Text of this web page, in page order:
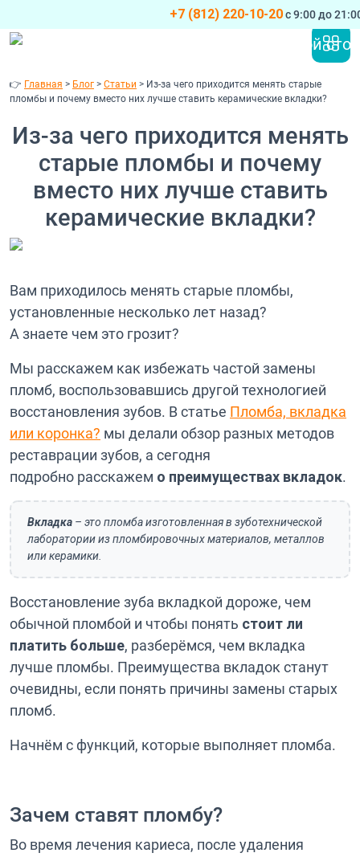
Перейти к содержимому
+7 (812) 220-10-20с 9:00 до
👉 Главная > Блог > Статьи > Из-за чего приходится менять старые
пломбы и почему вместо них лучше ставить керамические вкладки?
Из-за чего приходится менять
старые пломбы и почему
вместо них лучше ставить
керамические вкладки?
Вам приходилось менять старые пломбы,
установленные несколько лет назад?
А знаете чем это грозит?
Мы расскажем как избежать частой замены
пломб, воспользовавшись другой технологией
восстановления зубов. В статье Пломба, вкладка
или коронка? мы делали обзор разных методов
реставрации зубов, а сегодня
подробно расскажем о преимуществах вкладок.
Вкладка – это пломба изготовленная в зуботехнической
лаборатории из пломбировочных материалов, металлов
или керамики.
Восстановление зуба вкладкой дороже, чем
обычной пломбой и чтобы понять стоит ли
платить больше, разберёмся, чем вкладка
лучше пломбы. Преимущества вкладок станут
очевидны, если понять причины замены старых
пломб.
Начнём с функций, которые выполняет пломба.
Зачем ставят пломбу?
Во время лечения кариеса, после удаления